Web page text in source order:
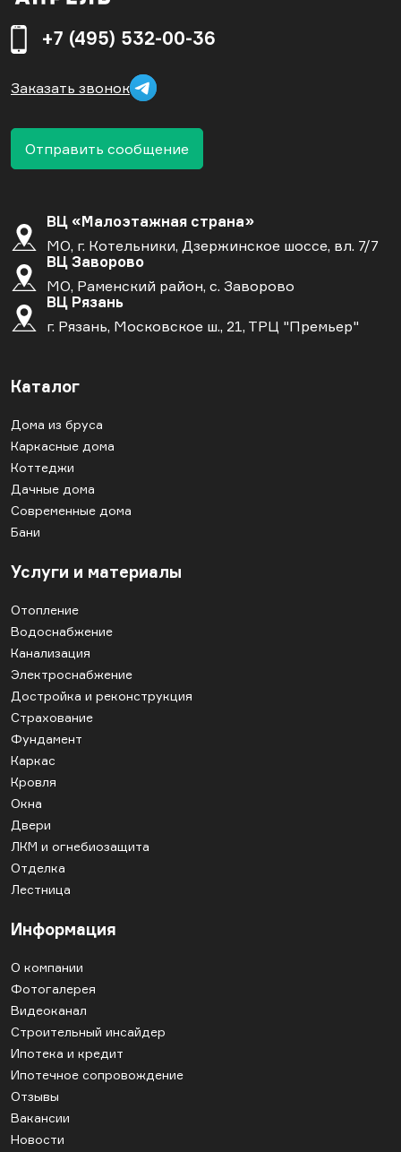
+7 (495) 532-00-36
Заказать звонок
Отправить сообщение
ВЦ «Малоэтажная страна»
МО, г. Котельники, Дзержинское шоссе, вл. 7/7
ВЦ Заворово
МО, Раменский район, с. Заворово
ВЦ Рязань
г. Рязань, Московское ш., 21, ТРЦ "Премьер"
Каталог
Дома из бруса
Каркасные дома
Коттеджи
Дачные дома
Современные дома
Бани
Услуги и материалы
Отопление
Водоснабжение
Канализация
Электроснабжение
Достройка и реконструкция
Страхование
Фундамент
Каркас
Кровля
Окна
Двери
ЛКМ и огнебиозащита
Отделка
Лестница
Информация
О компании
Фотогалерея
Видеоканал
Строительный инсайдер
Ипотека и кредит
Ипотечное сопровождение
Отзывы
Вакансии
Новости